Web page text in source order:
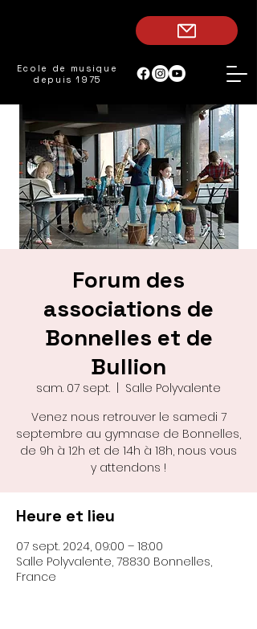
Ecole de musique
depuis 1975
Forum des
associations de
Bonnelles et de
Bullion
sam. 07 sept.
Salle Polyvalente
Venez nous retrouver le samedi 7
septembre au gymnase de Bonnelles,
de 9h à 12h et de 14h à 18h, nous vous
y attendons !
Heure et lieu
07 sept. 2024, 09:00 – 18:00
Salle Polyvalente, 78830 Bonnelles,
France